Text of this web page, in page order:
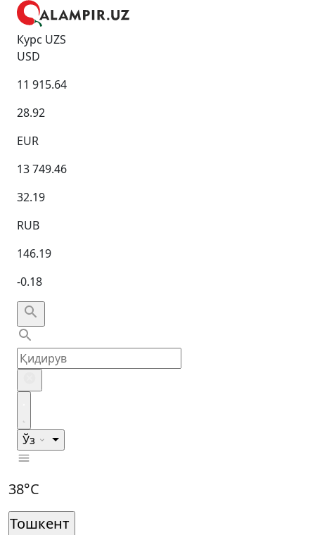
Курс UZS
USD
11 915.64
28.92
EUR
13 749.46
32.19
RUB
146.19
-0.18
Ўз
38°C
Тошкент